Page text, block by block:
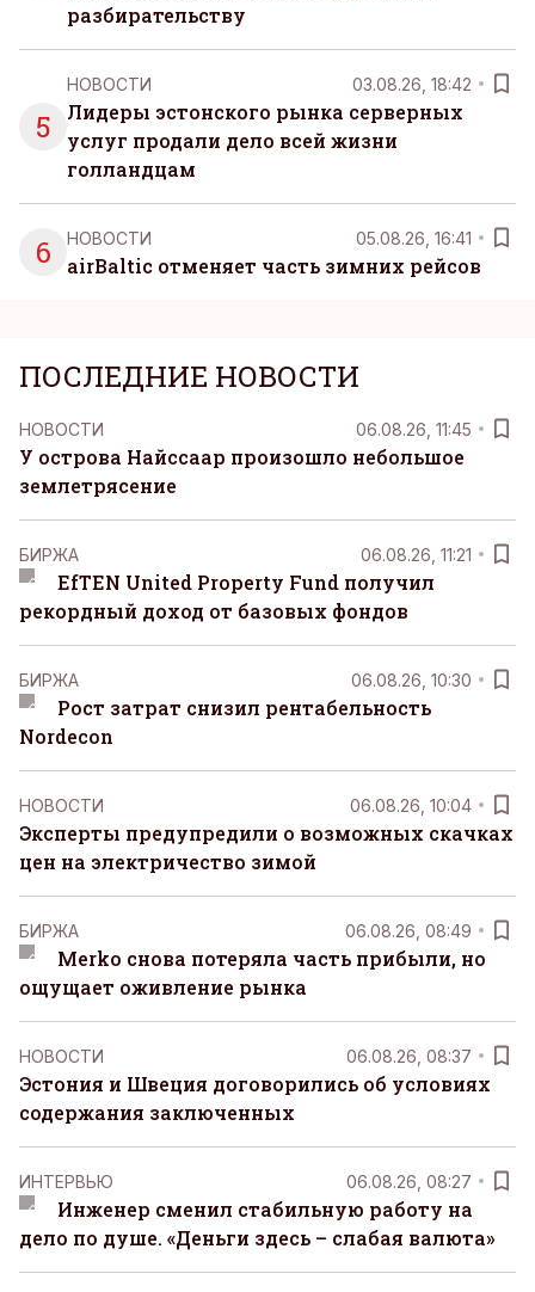
разбирательству
5
НОВОСТИ 03.08.26, 18:42
Лидеры эстонского рынка серверных
услуг продали дело всей жизни
голландцам
6 НОВОСТИ 05.08.26, 16:41
airBaltic отменяет часть зимних рейсов
ПОСЛЕДНИЕ НОВОСТИ
НОВОСТИ 06.08.26, 11:45
У острова Найссаар произошло небольшое
землетрясение
БИРЖА 06.08.26, 11:21
EfTEN United Property Fund получил
рекордный доход от базовых фондов
БИРЖА 06.08.26, 10:30
Рост затрат снизил рентабельность
Nordecon
НОВОСТИ 06.08.26, 10:04
Эксперты предупредили о возможных скачках
цен на электричество зимой
БИРЖА 06.08.26, 08:49
Merko снова потеряла часть прибыли, но
ощущает оживление рынка
НОВОСТИ 06.08.26, 08:37
Эстония и Швеция договорились об условиях
содержания заключенных
ИНТЕРВЬЮ 06.08.26, 08:27
Инженер сменил стабильную работу на
дело по душе. «Деньги здесь – слабая валюта»